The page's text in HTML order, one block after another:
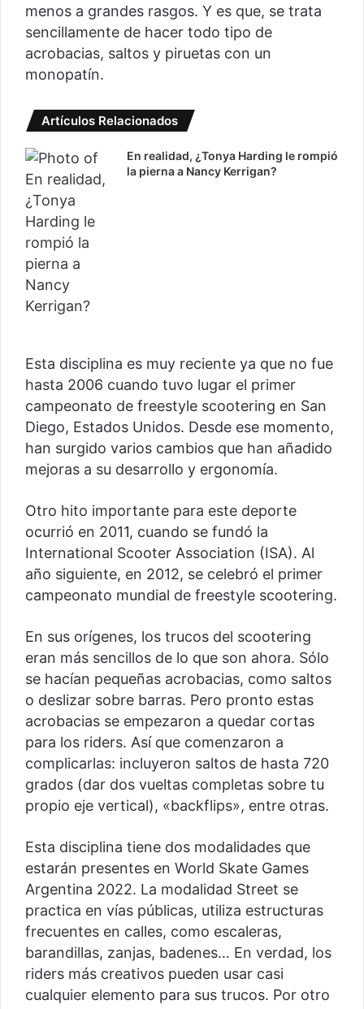
menos a grandes rasgos. Y es que, se trata
sencillamente de hacer todo tipo de
acrobacias, saltos y piruetas con un
monopatín.
Artículos Relacionados
En realidad, ¿Tonya Harding le rompió
la pierna a Nancy Kerrigan?
Esta disciplina es muy reciente ya que no fue
hasta 2006 cuando tuvo lugar el primer
campeonato de freestyle scootering en San
Diego, Estados Unidos. Desde ese momento,
han surgido varios cambios que han añadido
mejoras a su desarrollo y ergonomía.
Otro hito importante para este deporte
ocurrió en 2011, cuando se fundó la
International Scooter Association (ISA). Al
año siguiente, en 2012, se celebró el primer
campeonato mundial de freestyle scootering.
En sus orígenes, los trucos del scootering
eran más sencillos de lo que son ahora. Sólo
se hacían pequeñas acrobacias, como saltos
o deslizar sobre barras. Pero pronto estas
acrobacias se empezaron a quedar cortas
para los riders. Así que comenzaron a
complicarlas: incluyeron saltos de hasta 720
grados (dar dos vueltas completas sobre tu
propio eje vertical), «backflips», entre otras.
Esta disciplina tiene dos modalidades que
estarán presentes en World Skate Games
Argentina 2022. La modalidad Street se
practica en vías públicas, utiliza estructuras
frecuentes en calles, como escaleras,
barandillas, zanjas, badenes… En verdad, los
riders más creativos pueden usar casi
cualquier elemento para sus trucos. Por otro